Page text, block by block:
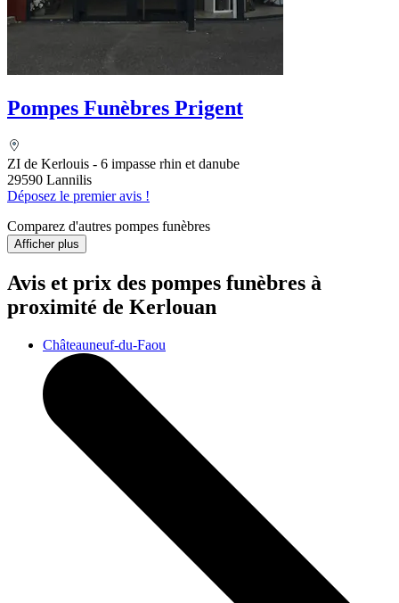
Pompes Funèbres Prigent
ZI de Kerlouis - 6 impasse rhin et danube
29590 Lannilis
Déposez le premier avis !
Comparez d'autres pompes funèbres
Afficher plus
Avis et prix des pompes funèbres à
proximité de Kerlouan
Châteauneuf-du-Faou